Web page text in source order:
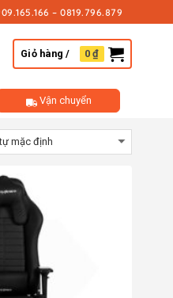
– 0819.796.879
Giỏ hàng / 0₫
Vận chuyển